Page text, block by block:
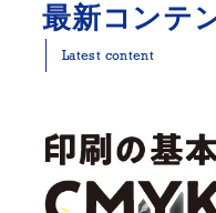
最新コンテ
Latest content